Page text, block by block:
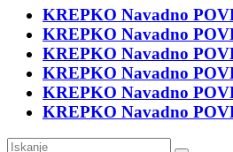
KREPKO Navadno
KREPKO Navadno
KREPKO Navadno
KREPKO Navadno
KREPKO Navadno
KREPKO Navadno